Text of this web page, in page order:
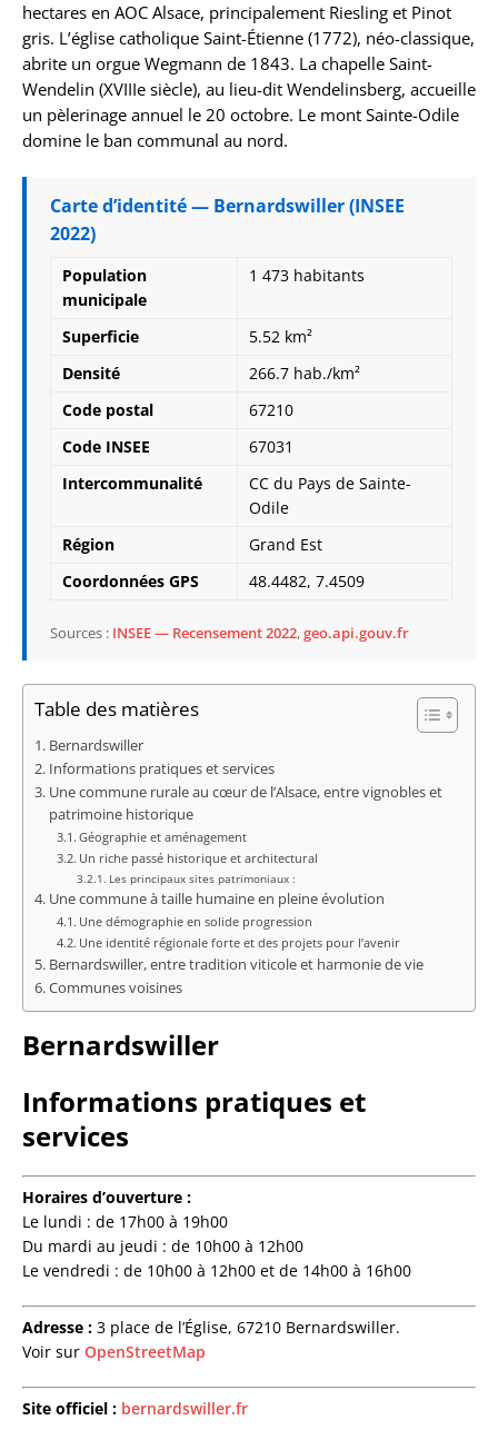
hectares en AOC Alsace, principalement Riesling et Pinot
gris. L’église catholique Saint-Étienne (1772), néo-classique,
abrite un orgue Wegmann de 1843. La chapelle Saint-
Wendelin (XVIIIe siècle), au lieu-dit Wendelinsberg, accueille
un pèlerinage annuel le 20 octobre. Le mont Sainte-Odile
domine le ban communal au nord.
Carte d’identité — Bernardswiller (INSEE
2022)
Population
municipale
1 473 habitants
Superficie
5.52 km²
Densité
266.7 hab./km²
Code postal
67210
Code INSEE
67031
Intercommunalité
CC du Pays de Sainte-
Odile
Région
Grand Est
Coordonnées GPS
48.4482, 7.4509
Sources : INSEE — Recensement 2022,geo.api.gouv.fr
Table des matières
Bernardswiller
Informations pratiques et services
Une commune rurale au cœur de l’Alsace, entre vignobles et
patrimoine historique
Géographie et aménagement
Un riche passé historique et architectural
Les principaux sites patrimoniaux :
Une commune à taille humaine en pleine évolution
Une démographie en solide progression
Une identité régionale forte et des projets pour l’avenir
Bernardswiller, entre tradition viticole et harmonie de vie
Communes voisines
Bernardswiller
Informations pratiques et
services
Horaires d’ouverture :
Le lundi : de 17h00 à 19h00
Du mardi au jeudi : de 10h00 à 12h00
Le vendredi : de 10h00 à 12h00 et de 14h00 à 16h00
Adresse : 3 place de l’Église, 67210 Bernardswiller.
Voir sur OpenStreetMap
Site officiel : bernardswiller.fr